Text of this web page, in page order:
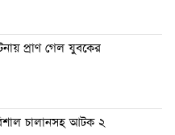
প্রাণ গেল যুবকের
চালানসহ আটক ২